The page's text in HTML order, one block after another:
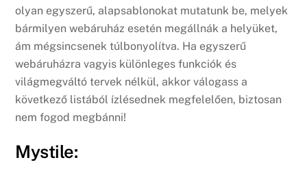
olyan egyszerű, alapsablonokat mutatunk be, melyek
bármilyen webáruház esetén megállnák a helyüket,
ám mégsincsenek túlbonyolítva. Ha egyszerű
webáruházra vagyis különleges funkciók és
világmegváltó tervek nélkül, akkor válogass a
következő listából ízlésednek megfelelően, biztosan
nem fogod megbánni!
Mystile: